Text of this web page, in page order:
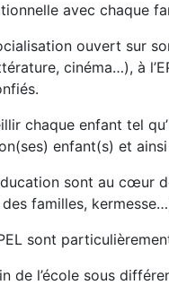
avec chaque
ouvert sur
cinéma…), à
chaque enfant tel
enfant(s) et
sont au cœur
familles,
sont
de l’école sous